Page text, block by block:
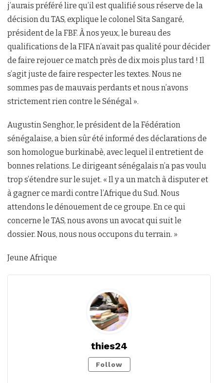
j’aurais préféré lire qu’il est qualifié sous réserve de la
décision du TAS, explique le colonel Sita Sangaré,
président de la FBF. À nos yeux, le bureau des
qualifications de la FIFA n’avait pas qualité pour décider
de faire rejouer ce match près de dix mois plus tard ! Il
s’agit juste de faire respecter les textes. Nous ne
sommes pas de mauvais perdants et nous n’avons
strictement rien contre le Sénégal ».
Augustin Senghor, le président de la Fédération
sénégalaise, a bien sûr été informé des déclarations de
son homologue burkinabè, avec lequel il entretient de
bonnes relations. Le dirigeant sénégalais n’a pas voulu
trop s’étendre sur le sujet. « Il y a un match à disputer et
à gagner ce mardi contre l’Afrique du Sud. Nous
attendons le dénouement de ce groupe. En ce qui
concerne le TAS, nous avons un avocat qui suit le
dossier. Nous, nous nous occupons du terrain. »
Jeune Afrique
thies24
Follow